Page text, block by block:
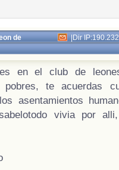
de
|Dir
en el club de
te acuerdas
asentamientos
vivia por